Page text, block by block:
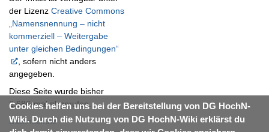
Cookies helfen uns bei der Bereitstellung von DG HochN-
Wiki. Durch die Nutzung von DG HochN-Wiki erklärst du
der Lizenz Creative Commons
„Namensnennung – nicht
kommerziell – Weitergabe
unter gleichen Bedingungen“
, sofern nicht anders
angegeben.
Diese Seite wurde bisher
2.686-mal abgerufen.
Datenschutz